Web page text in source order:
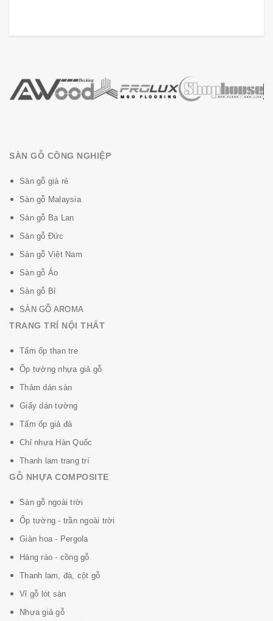
SÀN GỖ CÔNG NGHIỆP
Sàn gỗ giá rẻ
Sàn gỗ Malaysia
Sàn gỗ Ba Lan
Sàn gỗ Đức
Sàn gỗ Việt Nam
Sàn gỗ Áo
Sàn gỗ Bỉ
SÀN GỖ AROMA
TRANG TRÍ NỘI THẤT
Tấm ốp than tre
Ốp tường nhựa giả gỗ
Thảm dán sàn
Giấy dán tường
Tấm ốp giả đá
Chỉ nhựa Hàn Quốc
Thanh lam trang trí
GỖ NHỰA COMPOSITE
Sàn gỗ ngoài trời
Ốp tường - trần ngoài trời
Giàn hoa - Pergola
Hàng rào - cồng gỗ
Thanh lam, đà, cột gỗ
Vỉ gỗ lót sàn
Nhựa giả gỗ